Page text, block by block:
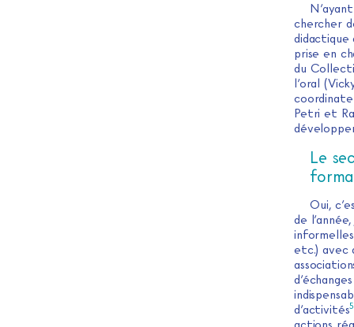
chercher
didactique
prise en
du
l’oral
Petri et
Le
Oui,
de
etc.) avec
d’activités5